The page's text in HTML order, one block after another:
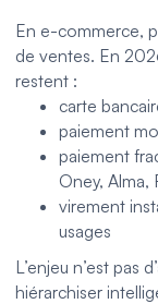
En e-commerce,
de ventes. En
restent :
carte
paiement
paiement
Oney, Alma,
virement
usages
L’enjeu n’est pas
hiérarchiser